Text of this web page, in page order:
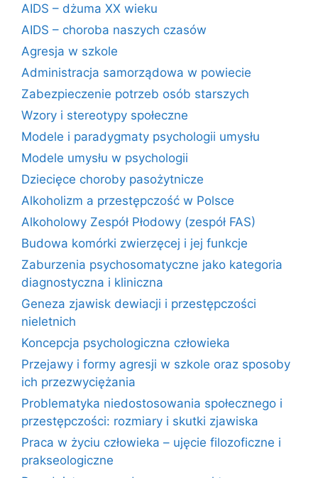
AIDS – dżuma XX wieku
AIDS – choroba naszych czasów
Agresja w szkole
Administracja samorządowa w powiecie
Zabezpieczenie potrzeb osób starszych
Wzory i stereotypy społeczne
Modele i paradygmaty psychologii umysłu
Modele umysłu w psychologii
Dziecięce choroby pasożytnicze
Alkoholizm a przestępczość w Polsce
Alkoholowy Zespół Płodowy (zespół FAS)
Budowa komórki zwierzęcej i jej funkcje
Zaburzenia psychosomatyczne jako kategoria
diagnostyczna i kliniczna
Geneza zjawisk dewiacji i przestępczości
nieletnich
Koncepcja psychologiczna człowieka
Przejawy i formy agresji w szkole oraz sposoby
ich przezwyciężania
Problematyka niedostosowania społecznego i
przestępczości: rozmiary i skutki zjawiska
Praca w życiu człowieka – ujęcie filozoficzne i
prakseologiczne